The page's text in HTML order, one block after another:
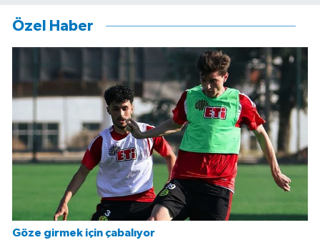
Özel Haber
Göze girmek için çabalıyor